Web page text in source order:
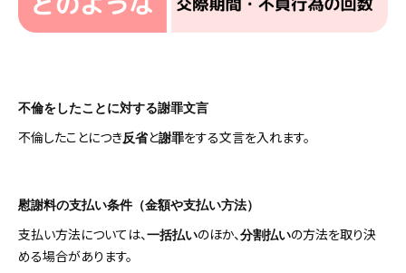
不倫をしたことに対する謝罪文言
不倫したことにつき反省と謝罪をする文言を入れます。
慰謝料の支払い条件（金額や支払い方法）
支払い方法については、一括払いのほか、分割払いの方法を取り決
める場合があります。